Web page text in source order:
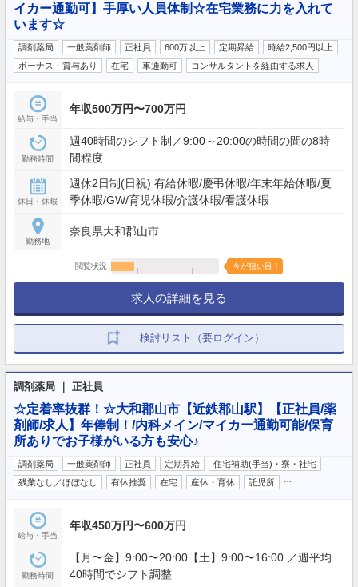
イカー通勤可】手厚い人員体制☆在宅業務に力を入れて
います☆
調剤薬局 一般薬剤師 正社員 600万以上 定期昇給
時給2,500円以上
ボーナス・賞与あり
在宅 車通勤可 コンサルタントを経由する求人
給与・手当
年収500万円〜700万円
勤務時間
週40時間のシフト制／9:00～20:00の時間の間の8時
間程度
休日・休暇
週休2日制(日祝) 有給休暇/慶弔休暇/年末年始休暇/夏
季休暇/GW/育児休暇/介護休暇/看護休暇
勤務地
奈良県大和郡山市
閲覧状況 今が狙い目！
求人の詳細を見る
検討リスト（要ログイン）
調剤薬局 ｜ 正社員
☆定着率抜群！☆大和郡山市【近鉄郡山駅】【正社員/薬
剤師/求人】年俸制！/内科メイン/マイカー通勤可能/保育
所ありでお子様がいる方も安心♪
調剤薬局 一般薬剤師 正社員 定期昇給
住宅補助(手当)・寮・社宅
残業なし／ほぼなし
有休推奨 在宅 産休・育休 託児所
給与・手当
年収450万円〜600万円
勤務時間
【月〜金】9:00〜20:00【土】9:00〜16:00 ／週平均
40時間でシフト調整